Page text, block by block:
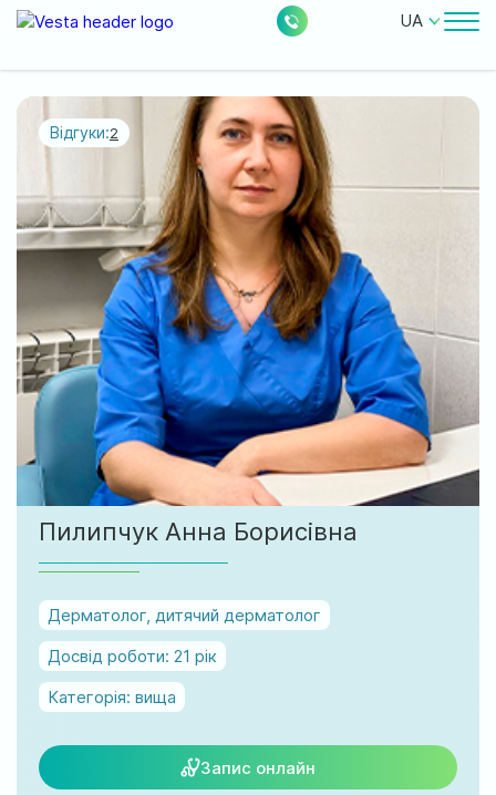
UA
Лікарі
Безкоштовні послуги
Про клініку
Контакти
Акції
0
Новини Відгуки
228
Місцезнаходження:
м. Ірпінь, вул. Соборна, 128/1
Сб: 08:00-18:00
Нд: 9:00-17:00
official@test.test.vesta-med.com
Відгуки:2
Пилипчук Анна Борисівна
Дерматолог, дитячий дерматолог
Досвід роботи: 21 рік
Категорія: вища
Запис онлайн